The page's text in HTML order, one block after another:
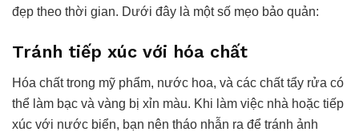
đẹp theo thời gian. Dưới đây là một số mẹo bảo quản:
Tránh tiếp xúc với hóa chất
Hóa chất trong mỹ phẩm, nước hoa, và các chất tẩy rửa có
thể làm bạc và vàng bị xỉn màu. Khi làm việc nhà hoặc tiếp
xúc với nước biển, bạn nên tháo nhẫn ra để tránh ảnh